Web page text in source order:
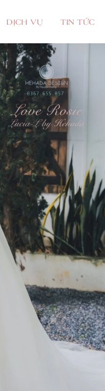
DỊCH VỤ TIN TỨC